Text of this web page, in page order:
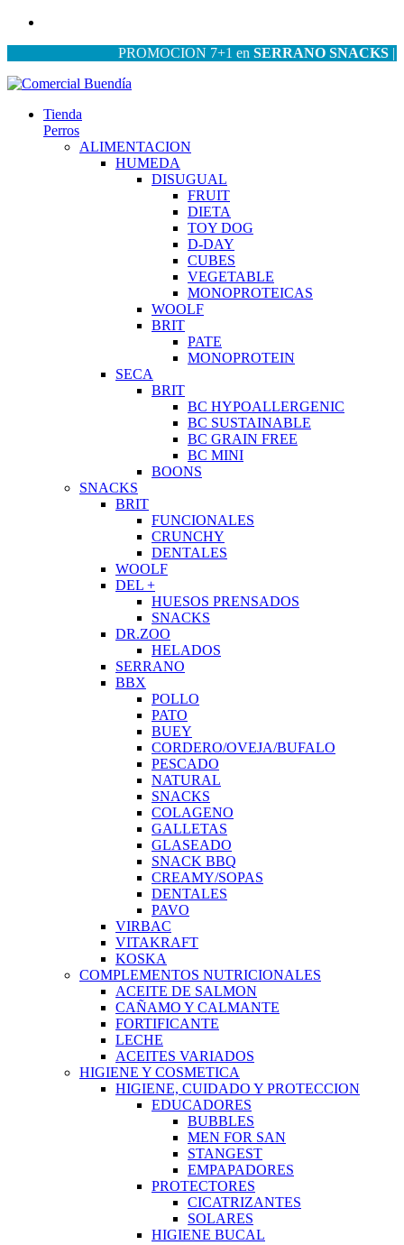
PROMOCION 7+1 enSERRANO SNACKS|
Tienda
Perros
ALIMENTACION
HUMEDA
DISUGUAL
FRUIT
DIETA
TOY DOG
D-DAY
CUBES
VEGETABLE
MONOPROTEICAS
WOOLF
BRIT
PATE
MONOPROTEIN
SECA
BRIT
BC HYPOALLERGENIC
BC SUSTAINABLE
BC GRAIN FREE
BC MINI
BOONS
SNACKS
BRIT
FUNCIONALES
CRUNCHY
DENTALES
WOOLF
DEL +
HUESOS PRENSADOS
SNACKS
DR.ZOO
HELADOS
SERRANO
BBX
POLLO
PATO
BUEY
CORDERO/OVEJA/BUFALO
PESCADO
NATURAL
SNACKS
COLAGENO
GALLETAS
GLASEADO
SNACK BBQ
CREAMY/SOPAS
DENTALES
PAVO
VIRBAC
VITAKRAFT
KOSKA
COMPLEMENTOS NUTRICIONALES
ACEITE DE SALMON
CAÑAMO Y CALMANTE
FORTIFICANTE
LECHE
ACEITES VARIADOS
HIGIENE Y COSMETICA
HIGIENE, CUIDADO Y PROTECCION
EDUCADORES
BUBBLES
MEN FOR SAN
STANGEST
EMPAPADORES
PROTECTORES
CICATRIZANTES
SOLARES
HIGIENE BUCAL